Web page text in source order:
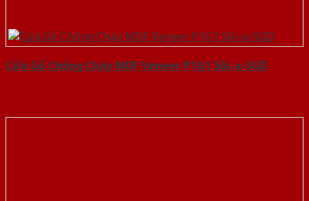
Cửa Gỗ Chống Cháy MDF Veneer P1G1 Sồi-a-SGD